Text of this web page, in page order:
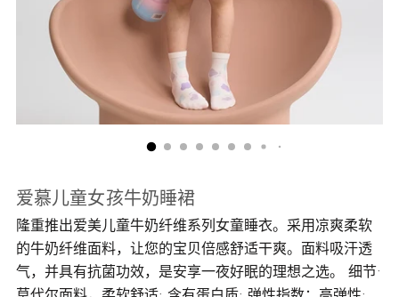
爱慕儿童女孩牛奶睡裙
隆重推出爱美儿童牛奶纤维系列女童睡衣。采用凉爽柔软
的牛奶纤维面料，让您的宝贝倍感舒适干爽。面料吸汗透
气，并具有抗菌功效，是安享一夜好眠的理想之选。 细节•